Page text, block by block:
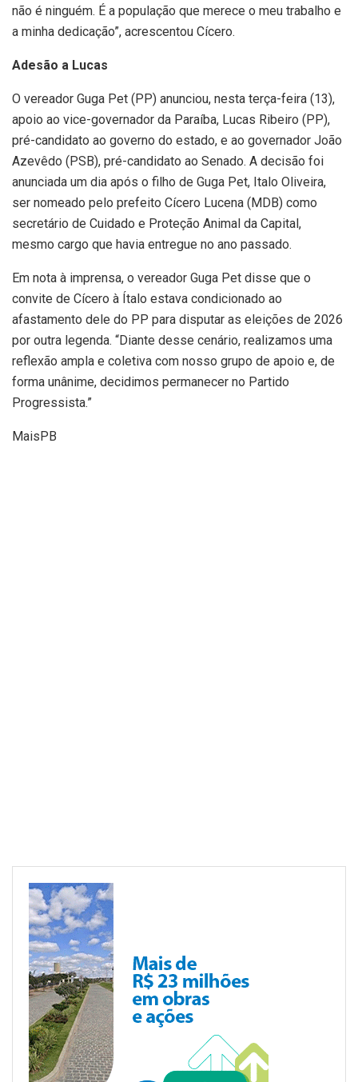
não é ninguém. É a população que merece o meu trabalho e
a minha dedicação”, acrescentou Cícero.
Adesão a Lucas
O vereador Guga Pet (PP) anunciou, nesta terça-feira (13),
apoio ao vice-governador da Paraíba, Lucas Ribeiro (PP),
pré-candidato ao governo do estado, e ao governador João
Azevêdo (PSB), pré-candidato ao Senado. A decisão foi
anunciada um dia após o filho de Guga Pet, Italo Oliveira,
ser nomeado pelo prefeito Cícero Lucena (MDB) como
secretário de Cuidado e Proteção Animal da Capital,
mesmo cargo que havia entregue no ano passado.
Em nota à imprensa, o vereador Guga Pet disse que o
convite de Cícero à Ítalo estava condicionado ao
afastamento dele do PP para disputar as eleições de 2026
por outra legenda. “Diante desse cenário, realizamos uma
reflexão ampla e coletiva com nosso grupo de apoio e, de
forma unânime, decidimos permanecer no Partido
Progressista.”
MaisPB